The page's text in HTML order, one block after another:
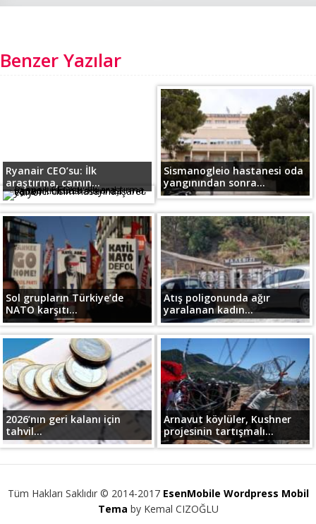
Benzer Yazılar
Ryanair CEO’su: İlk
araştırma, camın...
Sismanogleio hastanesi oda
yangınından sonra...
Sol grupların Türkiye’de
NATO karşıtı...
Atış poligonunda ağır
yaralanan kadın...
2026’nın geri kalanı için
tahvil...
Arnavut köylüler, Kushner
projesinin tartışmalı...
Tüm Hakları Saklıdır © 2014-2017 EsenMobile Wordpress Mobil
Tema by Kemal CIZOĞLU